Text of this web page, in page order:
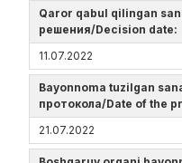
Qaror qabul qilingan
решения/Decision date:
11.07.2022
Bayonnoma tuzilgan
протокола/Date of the
21.07.2022